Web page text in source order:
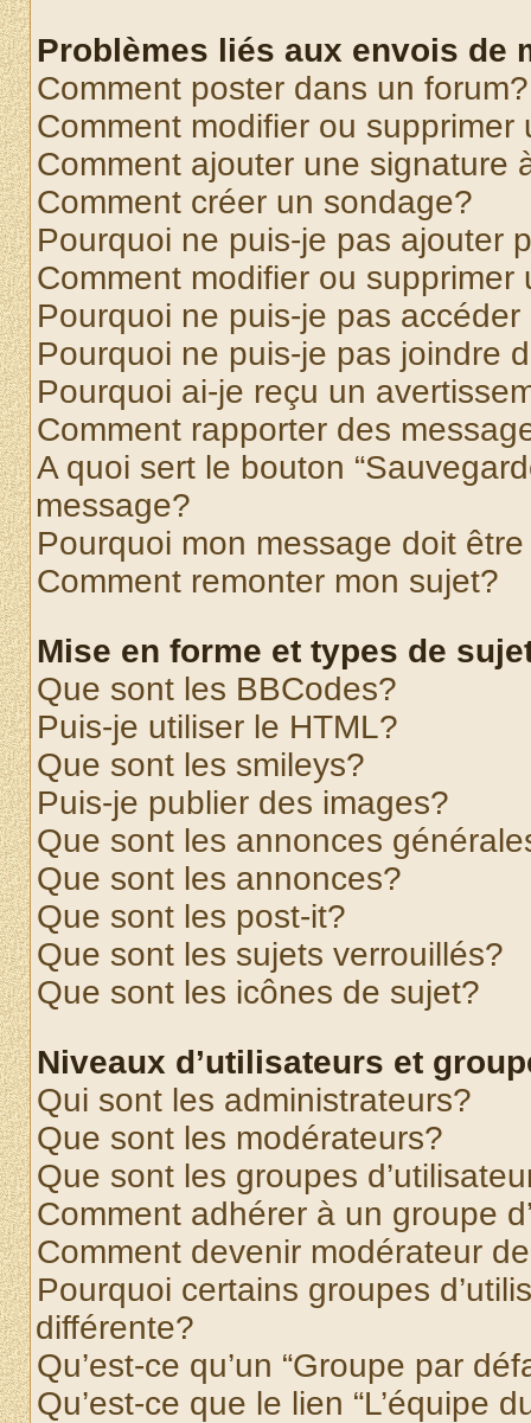
Problèmes liés aux envois de
Comment poster dans un forum?
Comment modifier ou supprimer
Comment ajouter une signature
Comment créer un sondage?
Pourquoi ne puis-je pas ajouter
Comment modifier ou supprimer
Pourquoi ne puis-je pas
Pourquoi ne puis-je pas joindre
Pourquoi ai-je reçu un
Comment rapporter des
A quoi sert le bouton
message?
Pourquoi mon message doit
Comment remonter mon sujet?
Mise en forme et types de
Que sont les BBCodes?
Puis-je utiliser le HTML?
Que sont les smileys?
Puis-je publier des images?
Que sont les annonces
Que sont les annonces?
Que sont les post-it?
Que sont les sujets verrouillés?
Que sont les icônes de sujet?
Niveaux d’utilisateurs et
Qui sont les administrateurs?
Que sont les modérateurs?
Que sont les groupes
Comment adhérer à un groupe
Comment devenir modérateur
Pourquoi certains groupes
différente?
Qu’est-ce qu’un “Groupe par
Qu’est-ce que le lien “L’équipe